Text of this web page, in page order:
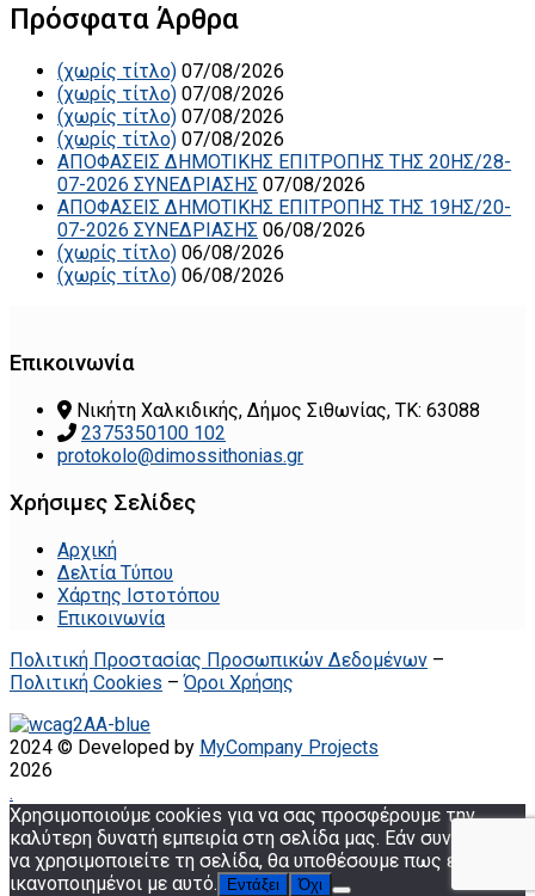
Πρόσφατα Άρθρα
(χωρίς τίτλο) 07/08/2026
(χωρίς τίτλο) 07/08/2026
(χωρίς τίτλο) 07/08/2026
(χωρίς τίτλο) 07/08/2026
ΑΠΟΦΑΣΕΙΣ ΔΗΜΟΤΙΚΗΣ ΕΠΙΤΡΟΠΗΣ ΤΗΣ 20ΗΣ/28-
07-2026 ΣΥΝΕΔΡΙΑΣΗΣ 07/08/2026
ΑΠΟΦΑΣΕΙΣ ΔΗΜΟΤΙΚΗΣ ΕΠΙΤΡΟΠΗΣ ΤΗΣ 19ΗΣ/20-
07-2026 ΣΥΝΕΔΡΙΑΣΗΣ 06/08/2026
(χωρίς τίτλο) 06/08/2026
(χωρίς τίτλο) 06/08/2026
Επικοινωνία
Νικήτη Χαλκιδικής, Δήμος Σιθωνίας, ΤΚ: 63088
2375350100 102
protokolo@dimossithonias.gr
Χρήσιμες Σελίδες
Αρχική
Δελτία Τύπου
Χάρτης Ιστοτόπου
Επικοινωνία
Πολιτική Προστασίας Προσωπικών Δεδομένων –
Πολιτική Cookies –Όροι Χρήσης
2024 © Developed by MyCompany Projects
2026
.
Χρησιμοποιούμε cookies για να σας προσφέρουμε την
καλύτερη δυνατή εμπειρία στη σελίδα μας. Εάν συνεχίσετε
να χρησιμοποιείτε τη σελίδα, θα υποθέσουμε πως είστε
ικανοποιημένοι με αυτό.
Εντάξει Όχι